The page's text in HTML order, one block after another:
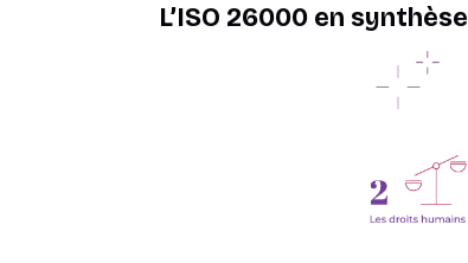
L’ISO 26000 en synthèse